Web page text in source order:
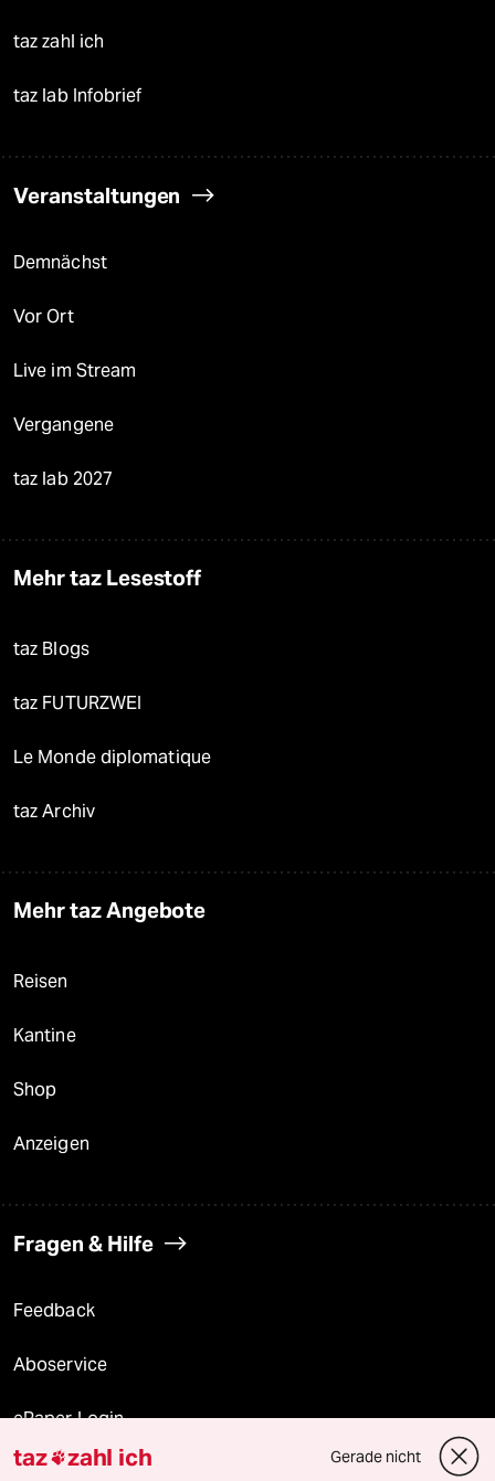
taz zahl ich
taz lab Infobrief
Veranstaltungen
Demnächst
Vor Ort
Live im Stream
Vergangene
taz lab 2027
Mehr taz Lesestoff
taz Blogs
taz FUTURZWEI
Le Monde diplomatique
taz Archiv
Mehr taz Angebote
Reisen
Kantine
Shop
Anzeigen
Fragen & Hilfe
Feedback
Aboservice
ePaper Login
Downloads für Abonnierende
taz zahl ich Gerade nicht